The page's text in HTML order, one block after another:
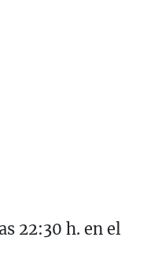
22:30 h. en el